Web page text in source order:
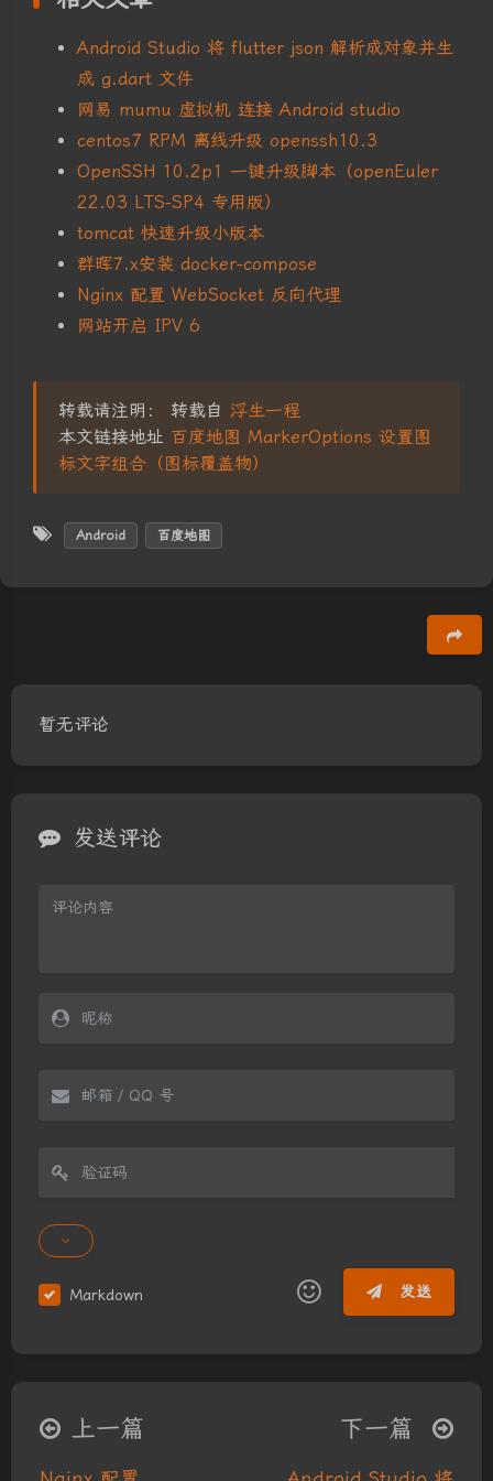
夜间模式
Android Studio 将 flutter json 解析成对象并生
成 g.dart 文件
网易 mumu 虚拟机 连接 Android studio
centos7 RPM 离线升级 openssh10.3
OpenSSH 10.2p1 一键升级脚本（openEuler
22.03 LTS-SP4 专用版）
tomcat 快速升级小版本
群晖7.x安装 docker-compose
Nginx 配置 WebSocket 反向代理
网站开启 IPV 6
转载请注明： 转载自 浮生一程
本文链接地址 百度地图 MarkerOptions 设置图
标文字组合（图标覆盖物）
Android 百度地图
暂无评论
发送评论
Markdown 发送
∠( ᐛ 」∠)＿
୧(๑•̀⌄•́๑)૭ (ノ°ο°)ノ
上一篇 下一篇